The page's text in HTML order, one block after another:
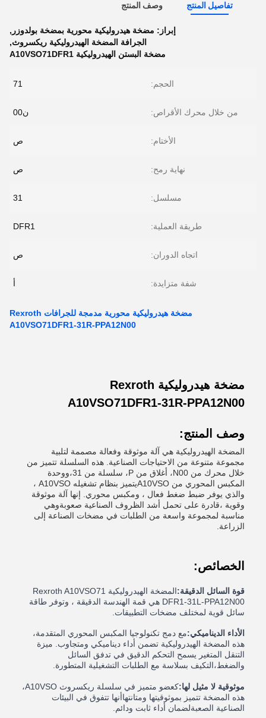
تفاصيل المنتج وصف المنتج
إبراز: مضخة هيدروليكية محورية بمضخة بولدوزر ,
الجرافة المضخة الهيدروليكية ريكسروث,
مضخة البستن الهيدروليكية A10VSO71DFR1
الحجم: 71
من خلال محرك الأقراص: ن00
الأختام: ص
نهاية رمح: ص
مسلسل: 31
طريقة العملية: DFR1
اتجاه الدوران: ص
شفة متزايدة: أ
مضخة هيدروليكية محورية مدمجة للجرافات Rexroth
A10VSO71DFR1-31R-PPA12N00
مضخة هيدروليكية Rexroth
A10VSO71DFR1-31R-PPA12N00
وصف المنتج:
المضخة الهيدروليكية هي آلة موثوقة وفعالة مصممة لتلبية
مجموعة متنوعة من الاحتياجات الصناعية. هذه السلسلة تتميز من
خلال محرك من N00، أغلاق من P، سلسلة من 31،ووحدة
المكبس المحوري من A10VSOيتميز بنظام تشغيله A10VSO ،
والذي يوفر ضبط ضغط فعال ، ومكبس محوري. إنها آلة موثوقة
وقوية ،قادرة على تحمل أشد الظروف الصناعية صعوبةوهي
مناسبة لمجموعة واسعة من الطلبات في مضخات الصناعة إلى
الزراعة.
الخصائص:
قوة السائل الدقيقة:
المضخة الهيدروليكية Rexroth A10VSO71
DFR1-31L-PPA12N00 هي قمة الهندسة الدقيقة ، وتوفر طاقة
سائل قوية لمختلف مضخات التطبيقات.
الأداء الديناميكي:مع دمج تكنولوجيا المكبس المحوري المتقدمة،
هذه المضخة الهيدروليكية تضمن أداء ديناميكي ومتجاوب. ميزة
التنقل المتغير يسمح التحكم الدقيق في تدفق السائل
والضغط،التكيف بسلاسة مع الطلبات التشغيلية المتطورة.
موثوقية لا مثيل لها:
كعضو متميز في سلسلة ريكسروث A10VSO،
هذه المضخة تتميز بموثوقيتها ومتانتهاأنها تتفوق في البيئات
الصناعية الصعبةلضمان أداء ثابت ودائم.